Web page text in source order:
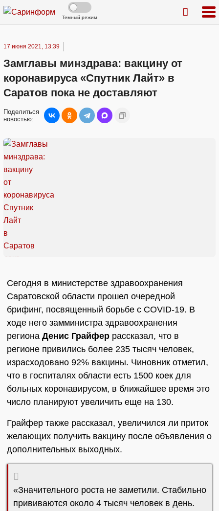
Темный режим
17 июня 2021, 13:39
Замглавы минздрава: вакцину от
коронавируса «Спутник Лайт» в
Саратов пока не доставляют
Поделиться
новостью:
Сегодня в министерстве здравоохранения
Саратовской области прошел очередной
брифинг, посвященный борьбе с COVID-19. В
ходе него замминистра здравоохранения
региона Денис Грайфер рассказал, что в
регионе привились более 235 тысяч человек,
израсходовано 92% вакцины. Чиновник отметил,
что в госпиталях области есть 1500 коек для
больных коронавирусом, в ближайшее время это
число планируют увеличить еще на 130.
Грайфер также рассказал, увеличился ли приток
желающих получить вакцину после объявления о
дополнительных выходных.
«Значительного роста не заметили. Стабильно
прививаются около 4 тысяч человек в день.